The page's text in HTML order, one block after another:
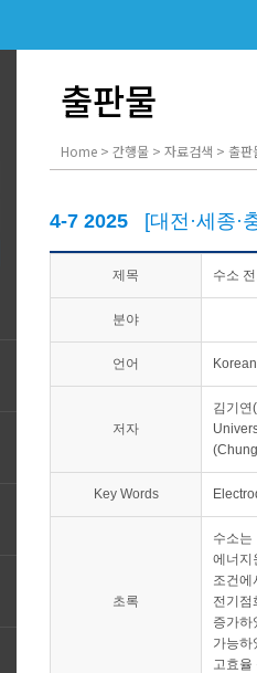
출판물
Home > 간행물 > 자료검색 > 출판
4-7 2025 [대전·세종·
제목 수소
분야
언어 Korean
저자
김기
Key Words
초록
수소는
에너지
조건에
전기점
증가하
가능하
고효율